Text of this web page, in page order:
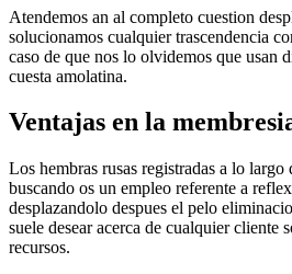
Atendemos an al completo cuestion
solucionamos cualquier trascendencia
caso de que nos lo olvidemos que usan
cuesta amolatina.
Ventajas en la
Los hembras rusas registradas a lo largo
buscando os un empleo referente a
desplazandolo despues el pelo
suele desear acerca de cualquier cliente
recursos.